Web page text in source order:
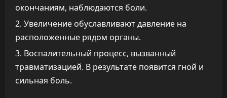
окончаниям, наблюдаются боли.
Увеличение обуславливают давление на
расположенные рядом органы.
Воспалительный процесс, вызванный
травматизацией. В результате появится гной и
сильная боль.